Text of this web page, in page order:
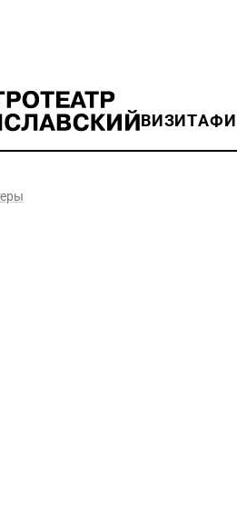
ВИЗИТ